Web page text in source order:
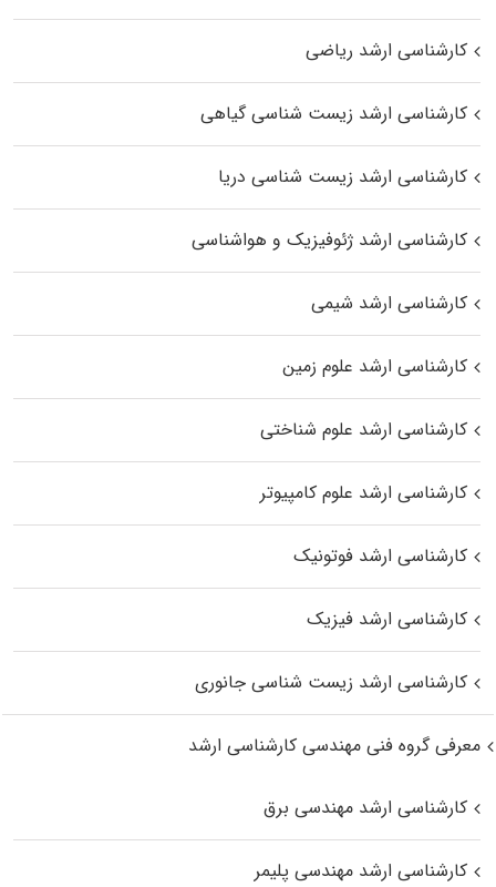
کارشناسی ارشد ریاضی
کارشناسی ارشد زیست‌ شناسی گیاهی
کارشناسی ارشد زیست‌ شناسی دریا
کارشناسی ارشد ژئوفیزیک و هواشناسی
کارشناسی ارشد شیمی
کارشناسی ارشد علوم زمین
کارشناسی ارشد علوم شناختی
کارشناسی ارشد علوم کامپیوتر
کارشناسی ارشد فوتونیک
کارشناسی ارشد فیزیک
کارشناسی ارشد زیست‌ شناسی جانوری
معرفی گروه فنی مهندسی کارشناسی ارشد
کارشناسی ارشد مهندسی برق
کارشناسی ارشد مهندسی پلیمر